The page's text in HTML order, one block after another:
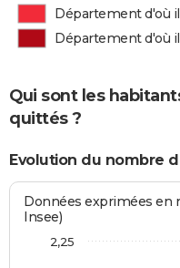
Département d'où
Département d'où
Qui sont les
quittés ?
Evolution du nombre
Données exprimées en
Insee)
2,25